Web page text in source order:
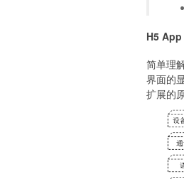
H5 App
简单理
界面的
扩展的